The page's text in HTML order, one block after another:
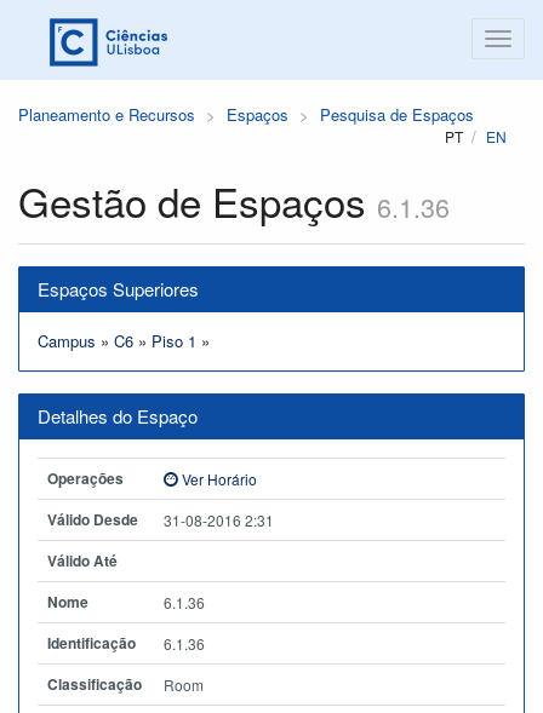
Planeamento e Recursos Espaços Pesquisa de Espaços
PT EN
Gestão de Espaços 6.1.36
Espaços Superiores
Campus » C6 » Piso 1 »
Detalhes do Espaço
Operações Ver Horário
Válido Desde 31-08-2016 2:31
Válido Até
Nome
6.1.36
Identificação 6.1.36
Classificação Room